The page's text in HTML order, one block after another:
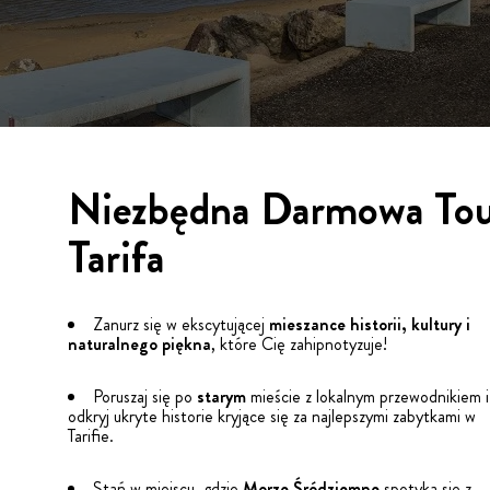
Niezbędna Darmowa
Tarifa
Zanurz się w ekscytującej mieszance historii, kultury i
naturalnego piękna, które Cię zahipnotyzuje!
Poruszaj się po starymmieście z lokalnym przewodnikiem i
odkryj ukryte historie kryjące się za najlepszymi zabytkami w
Tarifie.